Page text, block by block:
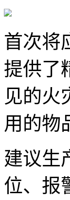
首次将
提供了
见的火
用的物
建议生
位、报